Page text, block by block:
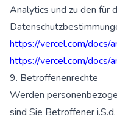
Analytics und zu den für
https://vercel.com/docs/
https://vercel.com/docs/
9. Betroffenenrechte
Werden
sind Sie Betroffener